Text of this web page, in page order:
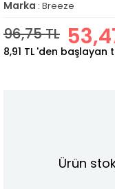
Marka : Breeze
96,75 TL
8,91 TL 'den başlayan
Ürün